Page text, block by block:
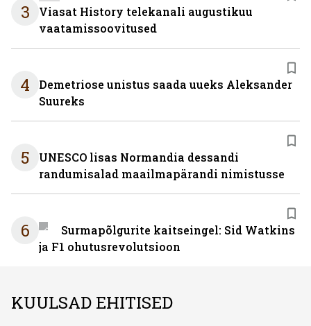
3
Viasat History telekanali augustikuu
vaatamissoovitused
4
Demetriose unistus saada uueks Aleksander
Suureks
5
UNESCO lisas Normandia dessandi
randumisalad maailmapärandi nimistusse
6
Surmapõlgurite kaitseingel: Sid Watkins
ja F1 ohutusrevolutsioon
KUULSAD EHITISED